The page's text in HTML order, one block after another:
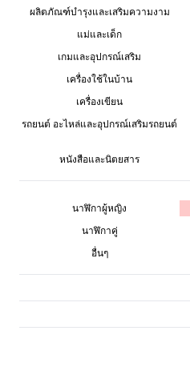
ผลิตภัณฑ์บำรุงและเสริมความงาม
แม่และเด็ก
เกมและอุปกรณ์เสริม
เครื่องใช้ในบ้าน
เครื่องเขียน
รถยนต์ อะไหล่และอุปกรณ์เสริมรถยนต์
หนังสือและนิตยสาร
นาฬิกาผู้หญิง
นาฬิกาคู่
อื่นๆ